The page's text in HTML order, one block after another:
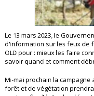
Le 13 mars 2023, le
d'information sur les feux de
OLD pour : mieux les faire
savoir quand et comment
Mi-mai prochain la
forêt et de végétation